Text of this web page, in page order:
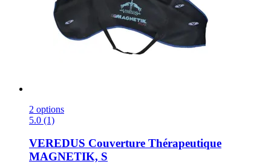
2 options
5.0 (1)
VEREDUS Couverture Thérapeutique
MAGNETIK, S